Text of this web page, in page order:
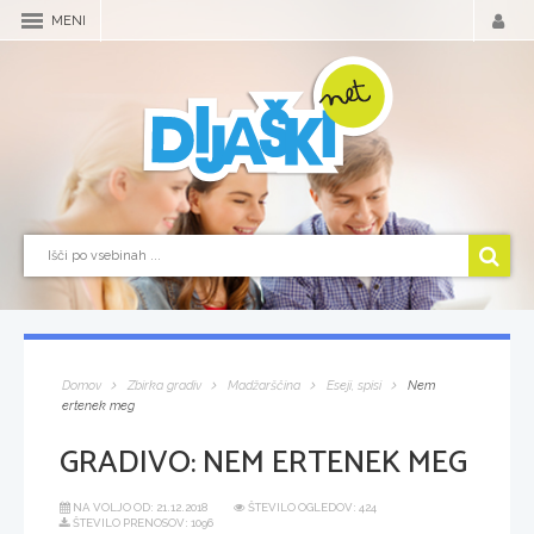
MENI
Domov Zbirka gradiv Madžarščina Eseji, spisi
Nem
ertenek meg
GRADIVO:NEM ERTENEK MEG
NA VOLJO OD: 21.12.2018
ŠTEVILO OGLEDOV: 424
ŠTEVILO PRENOSOV: 1096